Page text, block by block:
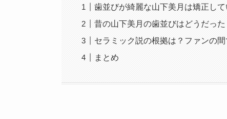
歯並びが綺麗な山下美月は矯正して
昔の山下美月の歯並びはどうだった
セラミック説の根拠は？ファンの
まとめ